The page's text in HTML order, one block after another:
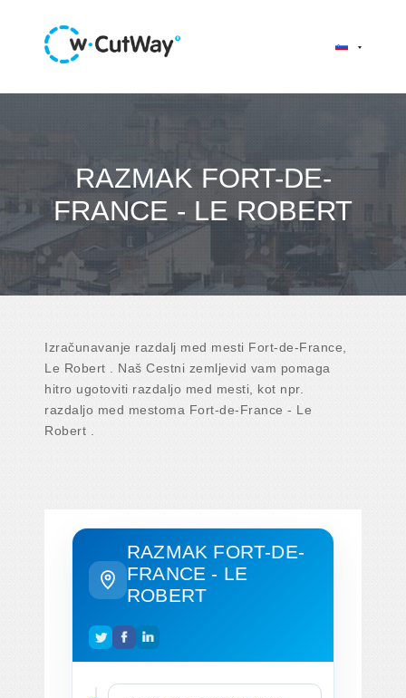
RAZMAK FORT-DE-
FRANCE - LE ROBERT
Izračunavanje razdalj med mesti Fort-de-France,
Le Robert . Naš Cestni zemljevid vam pomaga
hitro ugotoviti razdaljo med mesti, kot npr.
razdaljo med mestoma Fort-de-France - Le
Robert .
RAZMAK FORT-DE-
FRANCE - LE
ROBERT